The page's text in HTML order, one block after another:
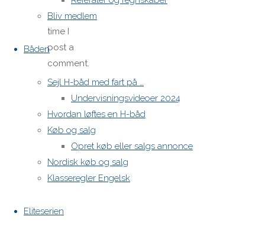
Bliv medlem
Båden
Sejl H-båd med fart på …
Undervisningsvideoer 2024
Hvordan løftes en H-båd
Køb og salg
Opret køb eller salgs annonce
Nordisk køb og salg
Klasseregler Engelsk
Eliteserien
for next
time I
post a
comment.
H-båds kalenderen i Europa
Powered by